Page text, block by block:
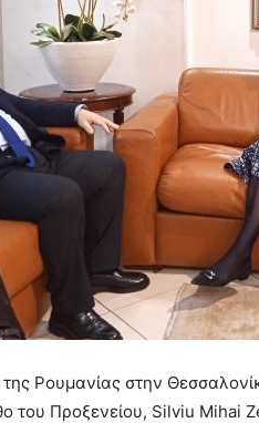
Ρουμανίας στην
του Προξενείου, Silviu Mihai